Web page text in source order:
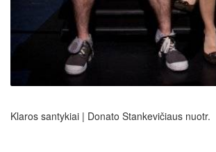
Klaros santykiai | Donato Stankevičiaus nuotr.